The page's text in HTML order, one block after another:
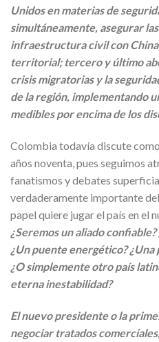
Unidos en materias de
simultáneamente, asegurar
infraestructura civil con
territorial; tercero y último
crisis migratorias y la
de la región, implementando
medibles por encima de los
Colombia todavía discute
años noventa, pues seguimos
fanatismos y debates
verdaderamente importante
papel quiere jugar el país en el
¿Seremos un aliado
¿Un puente energético?
¿O simplemente otro país
eterna inestabilidad?
El nuevo presidente o la
negociar tratados